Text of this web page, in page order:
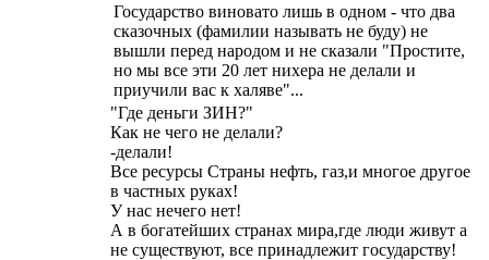
Государство виновато лишь в одном - что два
сказочных (фамилии называть не буду) не
вышли перед народом и не сказали "Простите,
но мы все эти 20 лет нихера не делали и
приучили вас к халяве"...
"Где деньги ЗИН?"
Как не чего не делали?
-делали!
Все ресурсы Страны нефть, газ,и многое другое
в частных руках!
У нас нечего нет!
А в богатейших странах мира,где люди живут а
не существуют, все принадлежит государству!